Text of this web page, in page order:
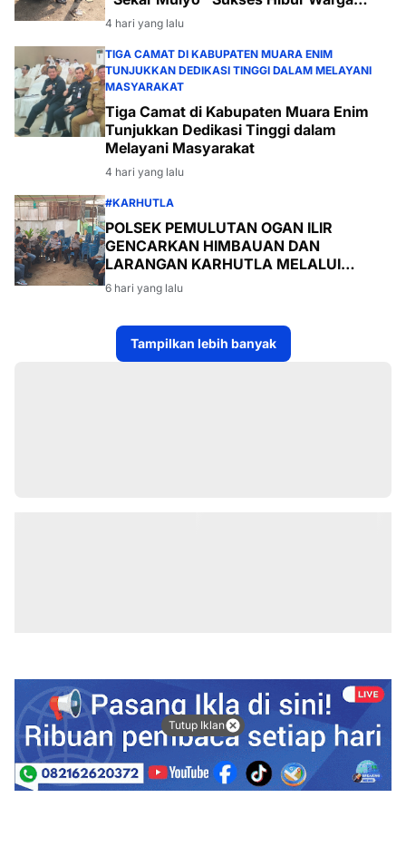
Desa Payabakal
4 hari yang lalu
TIGA CAMAT DI KABUPATEN MUARA ENIM
TUNJUKKAN DEDIKASI TINGGI DALAM MELAYANI
MASYARAKAT
Tiga Camat di Kabupaten Muara Enim
Tunjukkan Dedikasi Tinggi dalam
Melayani Masyarakat
4 hari yang lalu
#KARHUTLA
POLSEK PEMULUTAN OGAN ILIR
GENCARKAN HIMBAUAN DAN
LARANGAN KARHUTLA MELALUI
PROGRAM TSKD (TOURING SAMBANG
KE DESA-DESA
6 hari yang lalu
Tampilkan lebih banyak
Tutup Iklan